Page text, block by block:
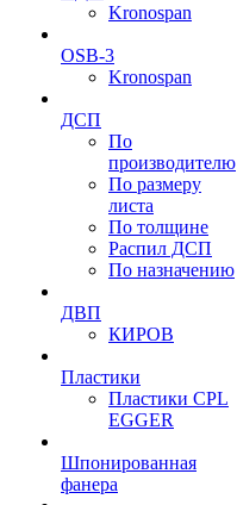
Kronospan
OSB-3
Kronospan
ДСП
По
производителю
По размеру
листа
По толщине
Распил ДСП
По назначению
ДВП
КИРОВ
Пластики
Пластики CPL
EGGER
Шпонированная
фанера